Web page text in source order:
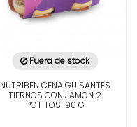
Fuera de stock
NUTRIBEN CENA GUISANTES
TIERNOS CON JAMON 2
POTITOS 190 G